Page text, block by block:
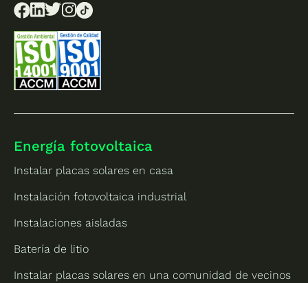
Energía fotovoltaica
Instalar placas solares en casa
Instalación fotovoltaica industrial
Instalaciones aisladas
Batería de litio
Instalar placas solares en una comunidad de vecinos